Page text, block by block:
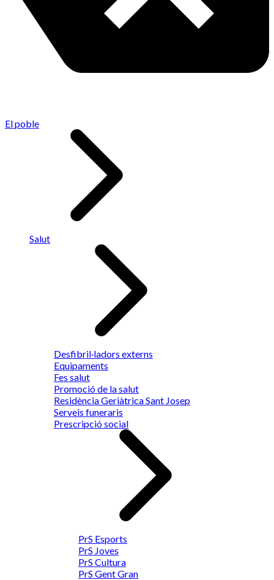
El poble
Salut
Desfibril·ladors externs
Equipaments
Fes salut
Promoció de la salut
Residència Geriàtrica Sant Josep
Serveis funeraris
Prescripció social
PrS Esports
PrS Joves
PrS Cultura
PrS Gent Gran